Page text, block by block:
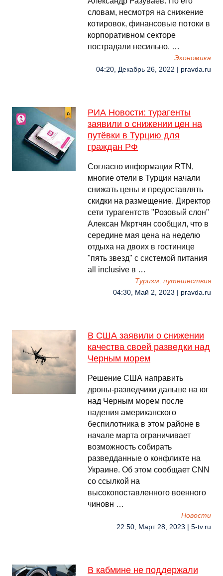
словам, несмотря на снижение
котировок, финансовые потоки в
корпоративном секторе
пострадали несильно. …
Экономика
04:20, Декабрь 26, 2022 | pravda.ru
РИА Новости: турагенты
заявили о снижении цен на
путёвки в Турцию для
граждан РФ
Согласно информации RTN,
многие отели в Турции начали
снижать цены и предоставлять
скидки на размещение. Директор
сети турагентств "Розовый слон"
Алексан Мкртчян сообщил, что в
середине мая цена на неделю
отдыха на двоих в гостинице
"пять звезд" с системой питания
all inclusive в …
Туризм, путешествия
04:30, Май 2, 2023 | pravda.ru
В США заявили о снижении
качества своей разведки над
Черным морем
Решение США направить
дроны-разведчики дальше на юг
над Черным морем после
падения американского
беспилотника в этом районе в
начале марта ограничивает
возможность собирать
разведданные о конфликте на
Украине. Об этом сообщает CNN
со ссылкой на
высокопоставленного военного
чиновн …
Новости
22:50, Март 28, 2023 | 5-tv.ru
В кабмине не поддержали